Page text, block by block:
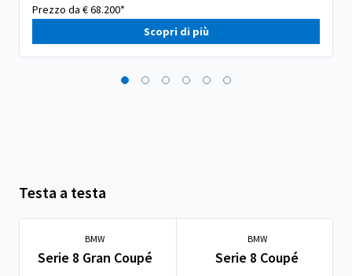
Prezzo da € 68.200*
Scopri di più
Testa a testa
BMW
Serie 8 Gran Coupé
BMW
Serie 8 Coupé